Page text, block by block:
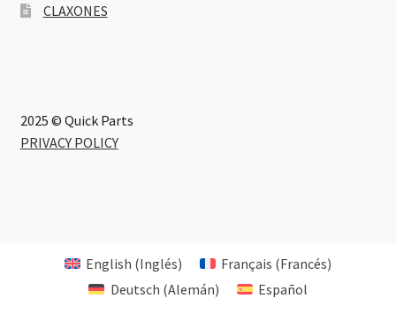
CLAXONES
2025 © Quick Parts
PRIVACY POLICY
English (Inglés) Français (Francés)
Deutsch (Alemán) Español